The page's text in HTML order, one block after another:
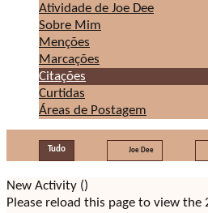
Atividade de Joe Dee
Sobre Mim
Menções
Marcações
Citações
Curtidas
Áreas de Postagem
Tudo Joe Dee
New Activity ()
Please reload this page to view